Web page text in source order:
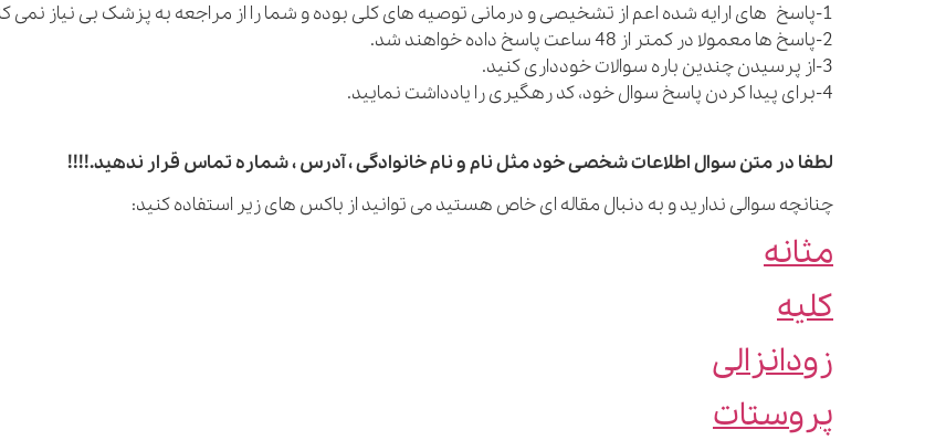
1-پاسخ های ارایه شده اعم از تشخیصی و درمانی توصیه های کلی بوده و شما را از مراجعه به پزشک بی نیاز نمی کنند.
2-پاسخ ها معمولا در کمتر از 48 ساعت پاسخ داده خواهند شد.
3-از پرسیدن چندین باره سوالات خودداری کنید.
4-برای پیدا کردن پاسخ سوال خود، کد رهگیری را یادداشت نمایید.
لطفا در متن سوال اطلاعات شخصی خود مثل نام و نام خانوادگی ، آدرس ، شماره تماس قرار ندهید.!!!!
چنانچه سوالی ندارید و به دنبال مقاله ای خاص هستید می توانید از باکس های زیر استفاده کنید:
مثانه
کلیه
زودانزالی
پروستات